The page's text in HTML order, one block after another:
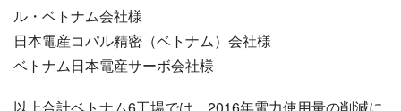
ル・ベトナム会社様
日本電産コパル精密（ベトナム）会社様
ベトナム日本電産サーボ会社様
以上合計ベトナム6工場では、2016年電力使用量の削減に